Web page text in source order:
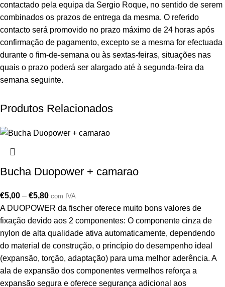
contactado pela equipa da Sergio Roque, no sentido de serem
combinados os prazos de entrega da mesma. O referido
contacto será promovido no prazo máximo de 24 horas após
confirmação de pagamento, excepto se a mesma for efectuada
durante o fim-de-semana ou às sextas-feiras, situações nas
quais o prazo poderá ser alargado até à segunda-feira da
semana seguinte.
Produtos Relacionados
Bucha Duopower + camarao
€5,00 – €5,80 com IVA
A DUOPOWER da fischer oferece muito bons valores de
fixação devido aos 2 componentes: O componente cinza de
nylon de alta qualidade ativa automaticamente, dependendo
do material de construção, o princípio do desempenho ideal
(expansão, torção, adaptação) para uma melhor aderência. A
ala de expansão dos componentes vermelhos reforça a
expansão segura e oferece segurança adicional aos